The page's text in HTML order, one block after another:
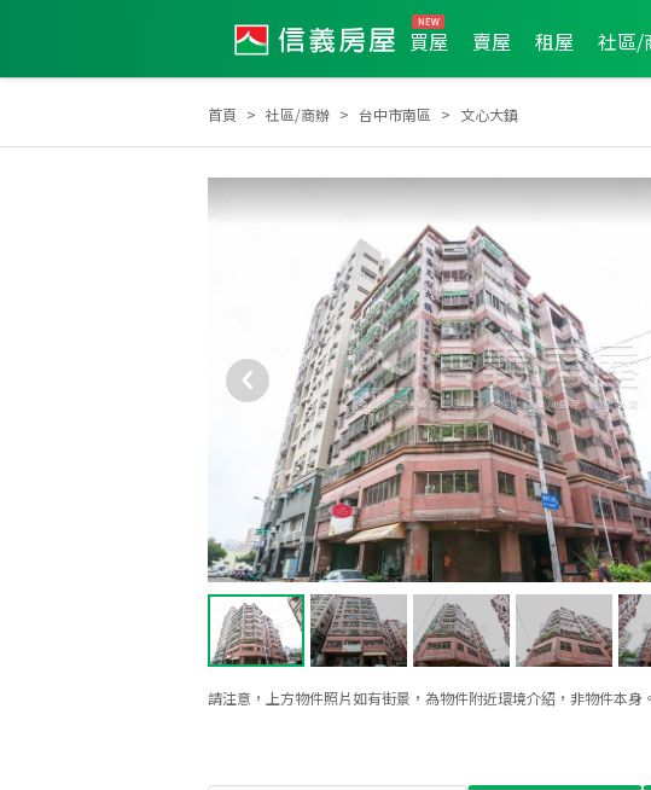
買屋 賣屋 租屋 社區/
首頁 社區/商辦 台中市南區 文心大鎮
請注意，上方物件照片如有街景，為物件附近環境介紹，非物件本身。
2026年第2季度服務品質獎 2026年3月區業績TOP2